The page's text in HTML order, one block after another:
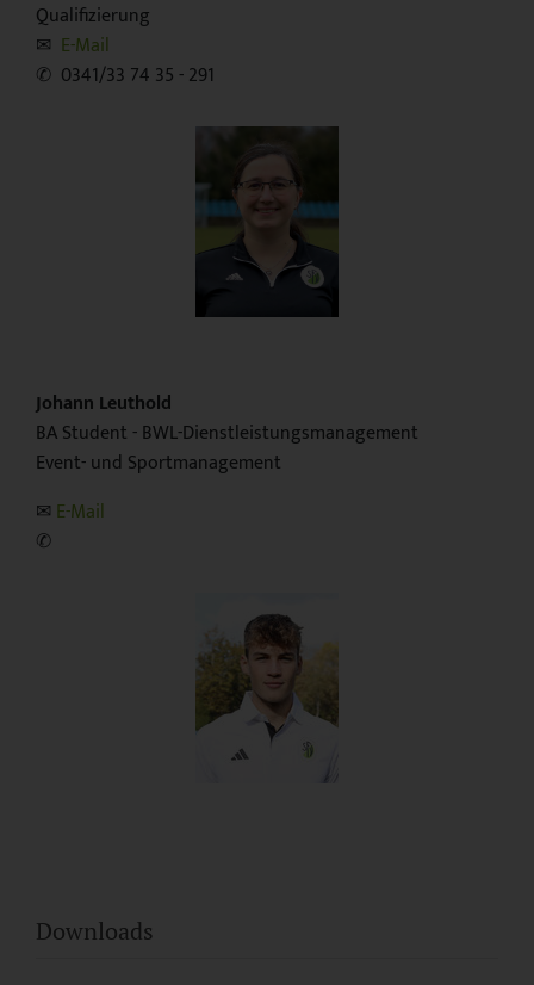
Qualifizierung
✉︎ E-Mail
✆ 0341/33 74 35 - 291
Johann Leuthold
BA Student - BWL-Dienstleistungsmanagement
Event- und Sportmanagement
✉︎ E-Mail
✆
Downloads